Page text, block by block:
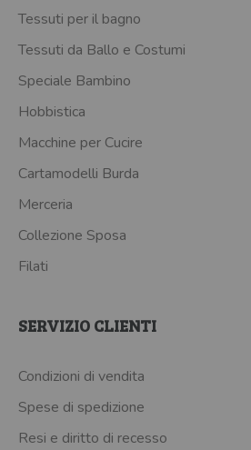
Tessuti per il bagno
Tessuti da Ballo e Costumi
Speciale Bambino
Hobbistica
Macchine per Cucire
Cartamodelli Burda
Merceria
Collezione Sposa
Filati
SERVIZIO CLIENTI
Condizioni di vendita
Spese di spedizione
Resi e diritto di recesso